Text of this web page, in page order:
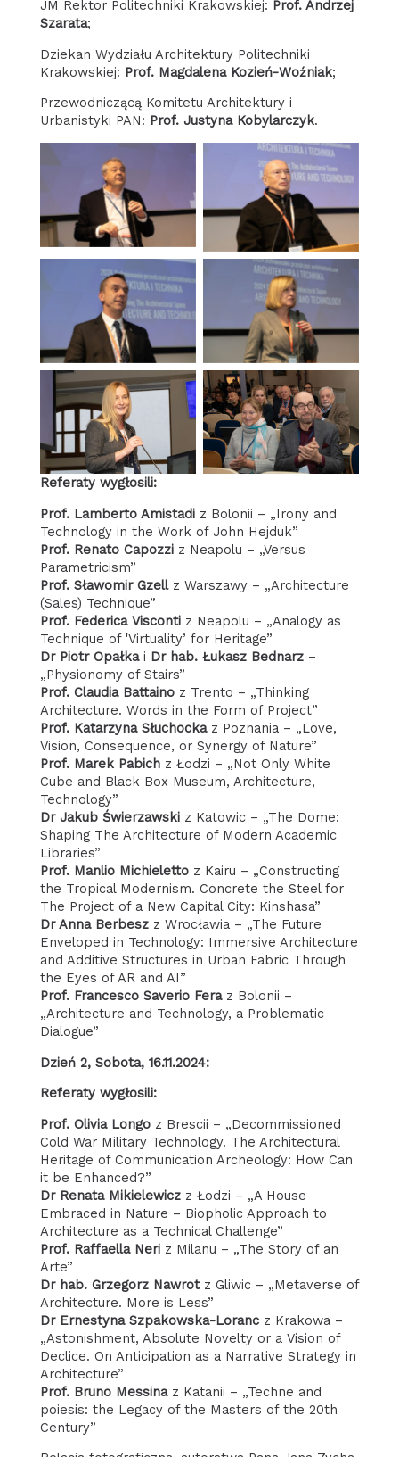
JM Rektor Politechniki Krakowskiej: Prof. Andrzej
Szarata;
Dziekan Wydziału Architektury Politechniki
Krakowskiej: Prof. Magdalena Kozień-Woźniak;
Przewodniczącą Komitetu Architektury i
Urbanistyki PAN: Prof. Justyna Kobylarczyk.
Referaty wygłosili:
Prof. Lamberto Amistadiz Bolonii – „Irony and
Technology in the Work of John Hejduk”
Prof. Renato Capozziz Neapolu – „Versus
Parametricism”
Prof. Sławomir Gzellz Warszawy – „Architecture
(Sales) Technique”
Prof. Federica Visconti z Neapolu – „Analogy as
Technique of 'Virtuality’ for Heritage”
Dr Piotr Opałkai Dr hab. Łukasz Bednarz–
„Physionomy of Stairs”
Prof. Claudia Battainoz Trento – „Thinking
Architecture. Words in the Form of Project”
Prof. Katarzyna Słuchockaz Poznania – „Love,
Vision, Consequence, or Synergy of Nature”
Prof. Marek Pabichz Łodzi – „Not Only White
Cube and Black Box Museum, Architecture,
Technology”
Dr Jakub Świerzawskiz Katowic – „The Dome:
Shaping The Architecture of Modern Academic
Libraries”
Prof. Manlio Michielettoz Kairu – „Constructing
the Tropical Modernism. Concrete the Steel for
The Project of a New Capital City: Kinshasa”
Dr Anna Berbeszz Wrocławia – „The Future
Enveloped in Technology: Immersive Architecture
and Additive Structures in Urban Fabric Through
the Eyes of AR and AI”
Prof. Francesco Saverio Feraz Bolonii –
„Architecture and Technology, a Problematic
Dialogue”
Dzień 2, Sobota, 16.11.2024:
Referaty wygłosili:
Prof. Olivia Longoz Brescii – „Decommissioned
Cold War Military Technology. The Architectural
Heritage of Communication Archeology: How Can
it be Enhanced?”
Dr Renata Mikielewiczz Łodzi – „A House
Embraced in Nature – Biopholic Approach to
Architecture as a Technical Challenge”
Prof. Raffaella Neri z Milanu – „The Story of an
Arte”
Dr hab. Grzegorz Nawrotz Gliwic – „Metaverse of
Architecture. More is Less”
Dr Ernestyna Szpakowska-Loranc z Krakowa –
„Astonishment, Absolute Novelty or a Vision of
Declice. On Anticipation as a Narrative Strategy in
Architecture”
Prof. Bruno Messinaz Katanii – „Techne and
poiesis: the Legacy of the Masters of the 20th
Century”